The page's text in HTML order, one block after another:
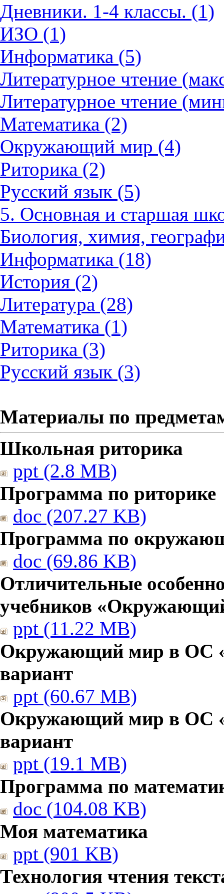
Дневники. 1-4 классы. (1)
ИЗО (1)
Информатика (5)
Литературное чтение
Литературное чтение
Математика (2)
Окружающий мир (4)
Риторика (2)
Русский язык (5)
5. Основная и старшая
Биология, химия,
Информатика (18)
История (2)
Литература (28)
Математика (1)
Риторика (3)
Русский язык (3)
Материалы по
Школьная риторика
ppt (2.8 MB)
Программа по риторике
doc (207.27 KB)
Программа по
doc (69.86 KB)
Отличительные
учебников
ppt (11.22 MB)
Окружающий мир в ОС
вариант
ppt (60.67 MB)
Окружающий мир в ОС
вариант
ppt (19.1 MB)
Программа по
doc (104.08 KB)
Моя математика
ppt (901 KB)
Технология чтения